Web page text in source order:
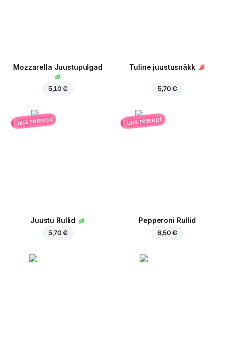
Mozzarella Juustupulgad
5,10 €
Tuline juustusnäkk
5,70 €
uus retsept
Juustu Rullid
5,70 €
uus retsept
Pepperoni Rullid
6,50 €